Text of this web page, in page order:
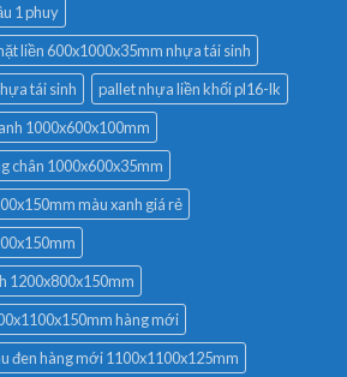
1 phuy
liền 600x1000x35mm nhựa tái sinh
tái sinh
pallet nhựa liền khối pl16-lk
1000x600x100mm
chân 1000x600x35mm
màu xanh giá rẻ
1200x800x150mm
hàng mới
đen hàng mới 1100x1100x125mm